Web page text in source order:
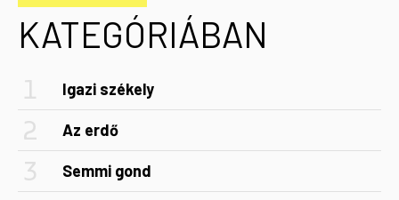
KATEGÓRIÁBAN
Igazi székely
Az erdő
Semmi gond